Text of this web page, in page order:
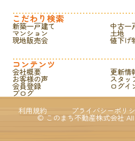
こだわり検索
新築一戸建て 中古一
マンション 土地
現地販売会 値下げ
コンテンツ
会社概要 更新情
お客様の声 スタッ
会員登録 ログイ
ブログ
利用規約
プライバシーポリ
© このまち不動産株式会社